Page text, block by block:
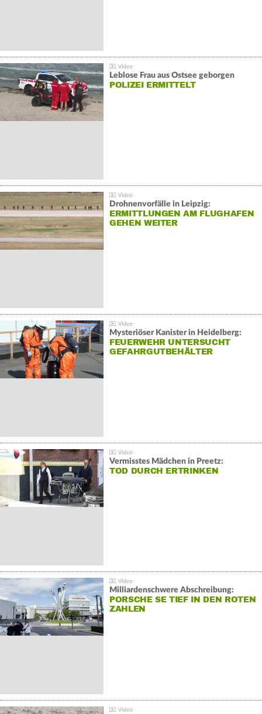
Leblose Frau aus Ostsee geborgen
POLIZEI ERMITTELT
Drohnenvorfälle in Leipzig:
ERMITTLUNGEN AM FLUGHAFEN
GEHEN WEITER
Mysteriöser Kanister in Heidelberg:
FEUERWEHR UNTERSUCHT
GEFAHRGUTBEHÄLTER
Vermisstes Mädchen in Preetz:
TOD DURCH ERTRINKEN
Milliardenschwere Abschreibung:
PORSCHE SE TIEF IN DEN ROTEN
ZAHLEN